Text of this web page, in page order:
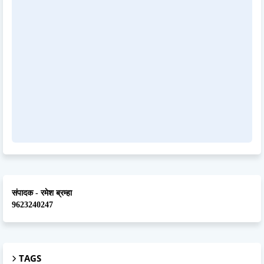
संपादक - रमेश ब्रम्हा
9623240247
TAGS